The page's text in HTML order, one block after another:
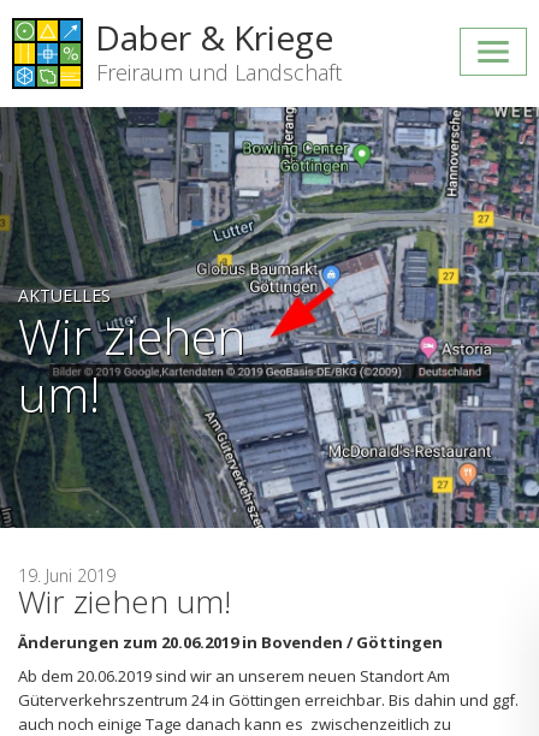
Daber & Kriege
Freiraum und Landschaft
AKTUELLES
Wir ziehen
um!
19. Juni 2019
Wir ziehen um!
Änderungen zum 20.06.2019 in Bovenden / Göttingen
Ab dem 20.06.2019 sind wir an unserem neuen Standort Am
Güterverkehrszentrum 24 in Göttingen erreichbar. Bis dahin und ggf.
auch noch einige Tage danach kann es zwischenzeitlich zu